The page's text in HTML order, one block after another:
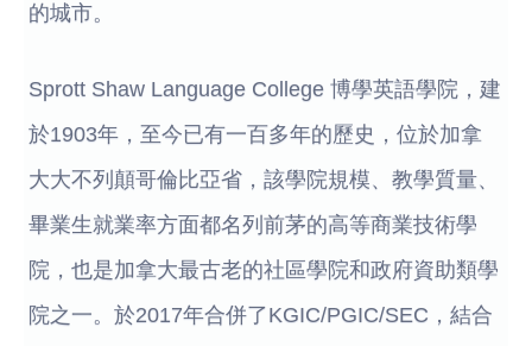
的城市。
Sprott Shaw Language College 博學英語學院，建
於1903年，至今已有一百多年的歷史，位於加拿
大大不列顛哥倫比亞省，該學院規模、教學質量、
畢業生就業率方面都名列前茅的高等商業技術學
院，也是加拿大最古老的社區學院和政府資助類學
院之一。於2017年合併了KGIC/PGIC/SEC，結合